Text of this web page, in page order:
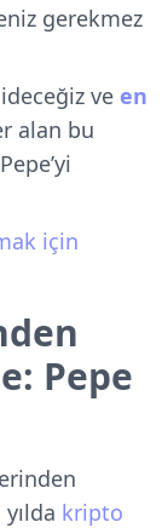
gerekmez
ve en
alan bu
için
Pepe
kripto